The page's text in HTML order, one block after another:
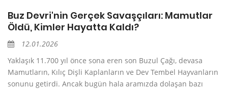
Buz Devri'nin Gerçek Savaşçıları: Mamutlar
Öldü, Kimler Hayatta Kaldı?
12.01.2026
Yaklaşık 11.700 yıl önce sona eren son Buzul Çağı, devasa
Mamutların, Kılıç Dişli Kaplanların ve Dev Tembel Hayvanların
sonunu getirdi. Ancak bugün hala aramızda dolaşan bazı